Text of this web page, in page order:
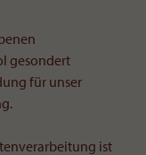
gesondert
für unser
ist